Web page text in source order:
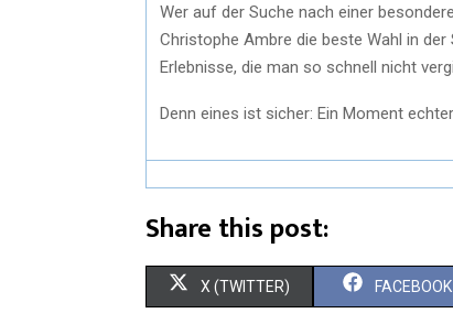
Wer auf der Suche nach einer
Christophe Ambre die beste Wahl in
Erlebnisse, die man so schnell nicht
Denn eines ist sicher: Ein Moment
Share this post:
X (TWITTER) FACEBOOK